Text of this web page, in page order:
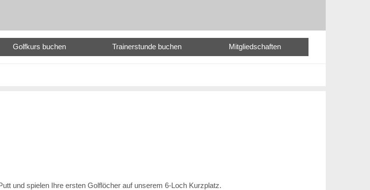
Golfkurs buchen Trainerstunde buchen Mitgliedschaften
und spielen Ihre ersten Golflöcher auf unserem 6-Loch Kurzplatz.